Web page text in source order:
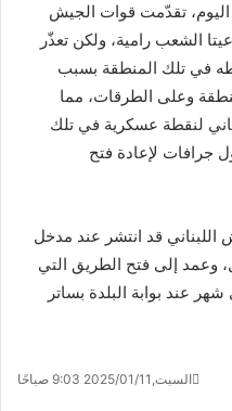
تقدّمت قوات الجيش
الشعب رامية، ولكن تعذّر
في تلك المنطقة بسبب
وعلى الطرقات، مما
لنقطة عسكرية في تلك
جرافات لإعادة فتح
قد انتشر عند مدخل
وعمد إلى فتح الطريق التي
عند بوابة البلدة بساتر
السبت,2025/01/11 9:03 صباحًا